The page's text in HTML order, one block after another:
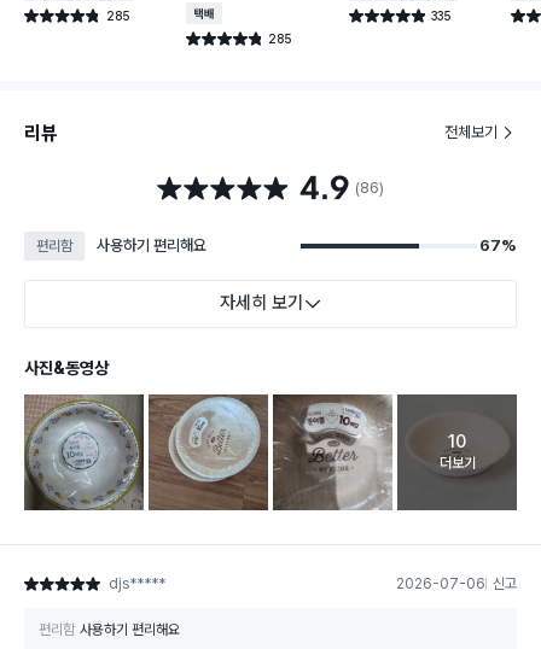
별점 4.8점 285
건 작성
택배배송
별점 4.8점 285
건 작성
별점 4.9점 335
건 작성 별점
리뷰 전체보기
별점 4.9점 4.9 (86)
편리함 사용하기 편리해요 67%
자세히 보기
사진&동영상
고객 리뷰
10
더보기
별점 5점 djs***** 2026-07-06 신고
편리함 사용하기 편리해요